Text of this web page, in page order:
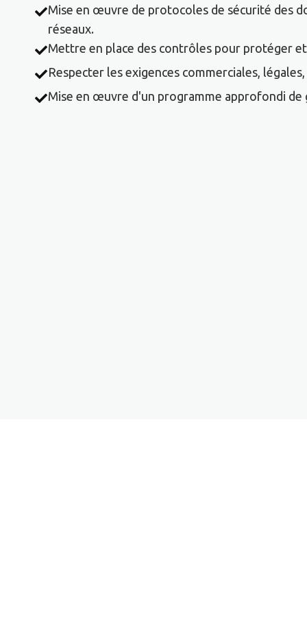
Mise en œuvre de protocoles de sécurité des
réseaux.
Mettre en place des contrôles pour protéger
Respecter les exigences commerciales,
Mise en œuvre d'un programme approfondi